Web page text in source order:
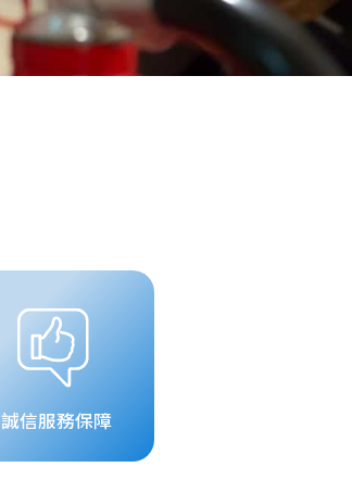
誠信服務保障